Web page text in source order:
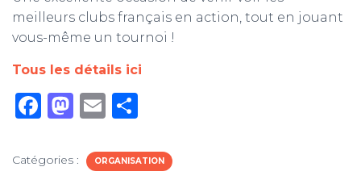
meilleurs clubs français en action, tout en jouant
vous-même un tournoi !
Tous les détails ici
F
c
M
st
E
ai ta
Catégories : ORGANISATION